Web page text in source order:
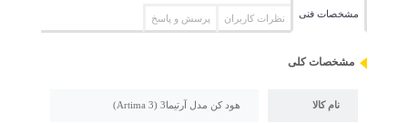
مشخصات فنی نظرات کاربران پرسش و پاسخ
مشخصات کلی
نام کالا هود کن مدل آرتیما3 (Artima 3)